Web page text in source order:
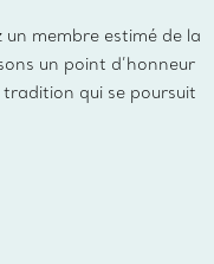
membre estimé de la
un point d’honneur
qui se poursuit